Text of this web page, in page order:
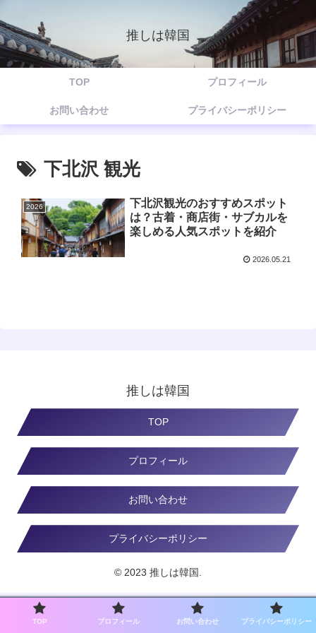
推しは韓国
TOP プロフィール
お問い合わせ プライバシーポリシー
下北沢 観光
2026
下北沢観光のおすすめスポット
は？古着・商店街・サブカルを
楽しめる人気スポットを紹介
2026.05.21
推しは韓国
TOP
プロフィール
お問い合わせ
プライバシーポリシー
© 2023 推しは韓国.
TOP プロフィール お問い合わせ プライバシーポリシー